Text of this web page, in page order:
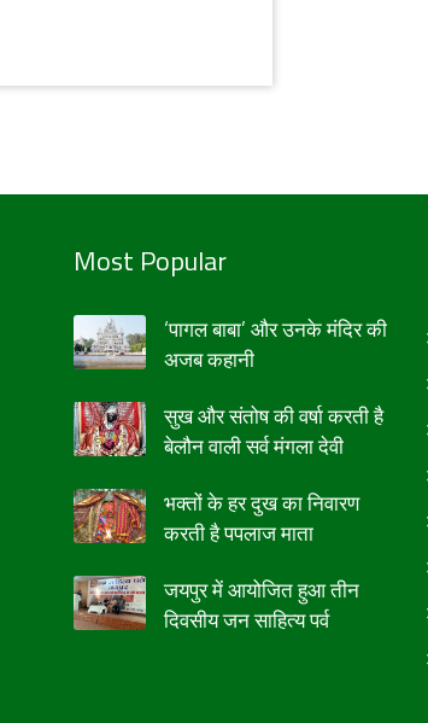
Most Popular
‘पागल बाबा’ और उनके मंदिर की
अजब कहानी
सुख और संतोष की वर्षा करती है
बेलौन वाली सर्व मंगला देवी
भक्तों के हर दुख का निवारण
करती है पपलाज माता
जयपुर में आयोजित हुआ तीन
दिवसीय जन साहित्य पर्व